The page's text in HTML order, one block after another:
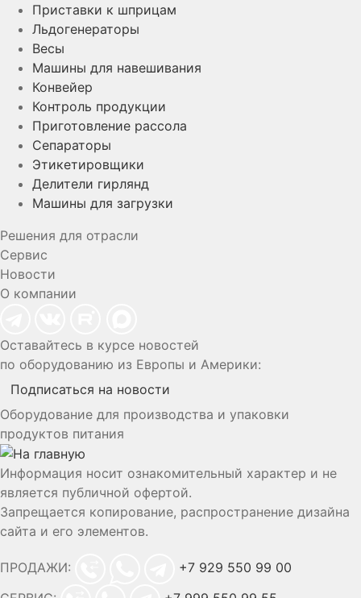
Приставки к шприцам
Льдогенераторы
Весы
Машины для навешивания
Конвейер
Контроль продукции
Приготовление рассола
Сепараторы
Этикетировщики
Делители гирлянд
Машины для загрузки
Решения для отрасли
Сервис
Новости
О компании
Оставайтесь в курсе новостей
по оборудованию из Европы и Америки:
Подписаться на новости
Оборудование для производства и упаковки
продуктов питания
Информация носит ознакомительный характер и не
является публичной офертой.
Запрещается копирование, распространение дизайна
сайта и его элементов.
ПРОДАЖИ:
+7 929 550 99 00